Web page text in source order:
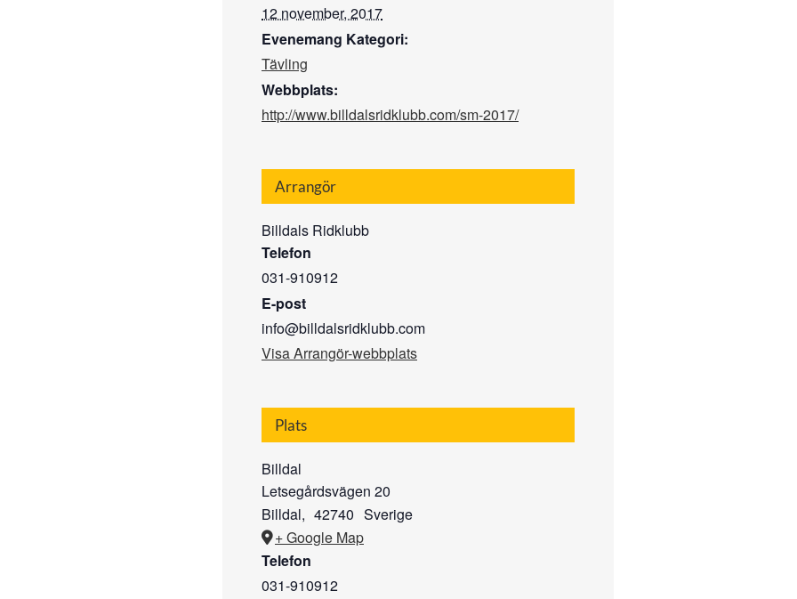
12 november, 2017
Evenemang Kategori:
Tävling
Webbplats:
http://www.billdalsridklubb.com/sm-2017/
Arrangör
Billdals Ridklubb
Telefon
031-910912
E-post
info@billdalsridklubb.com
Visa Arrangör-webbplats
Plats
Billdal
Letsegårdsvägen 20
Billdal, 42740 Sverige
+ Google Map
Telefon
031-910912